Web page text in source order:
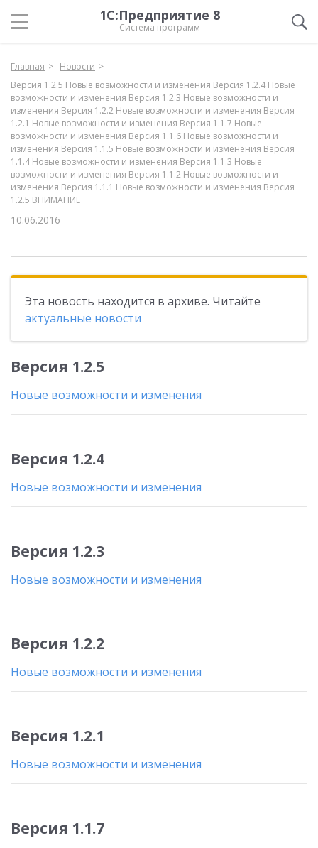
1С:Предприятие 8
Система программ
Главная
Новости
Версия 1.2.5 Новые возможности и изменения Версия 1.2.4 Новые
возможности и изменения Версия 1.2.3 Новые возможности и
изменения Версия 1.2.2 Новые возможности и изменения Версия
1.2.1 Новые возможности и изменения Версия 1.1.7 Новые
возможности и изменения Версия 1.1.6 Новые возможности и
изменения Версия 1.1.5 Новые возможности и изменения Версия
1.1.4 Новые возможности и изменения Версия 1.1.3 Новые
возможности и изменения Версия 1.1.2 Новые возможности и
изменения Версия 1.1.1 Новые возможности и изменения Версия
1.2.5 ВНИМАНИЕ
10.06.2016
Эта новость находится в архиве. Читайте
актуальные новости
Версия 1.2.5
Новые возможности и изменения
Версия 1.2.4
Новые возможности и изменения
Версия 1.2.3
Новые возможности и изменения
Версия 1.2.2
Новые возможности и изменения
Версия 1.2.1
Новые возможности и изменения
Версия 1.1.7